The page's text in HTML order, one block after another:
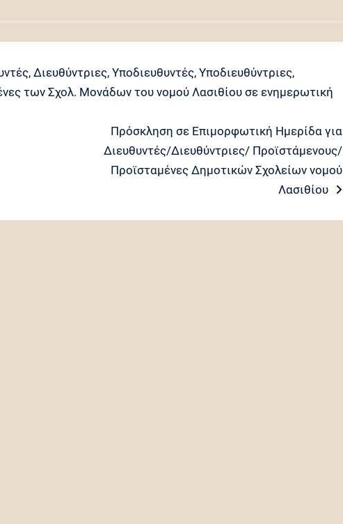
Διευθύντριες, Υποδιευθυντές, Υποδιευθύντριες,
των Σχολ. Μονάδων του νομού Λασιθίου σε ενημερωτική
Next
post:
Πρόσκληση σε Επιμορφωτική Ημερίδα για
Διευθυντές/Διευθύντριες/ Προϊστάμενους/
Προϊσταμένες Δημοτικών Σχολείων νομού
Λασιθίου